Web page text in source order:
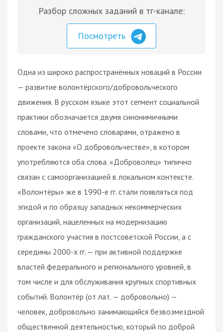
Разбор сложных заданий в тг-канале:
Посмотреть
Одна из широко распространённых новаций в России
— развитие волонтёрского/добровольческого
движения. В русском языке этот сегмент социальной
практики обозначается двумя синонимичными
словами, что отмечено словарями, отражено в
проекте закона «О добровольчестве», в котором
употребляются оба слова. «Доброволец» типично
связан с самоорганизацией в локальном контексте.
«Волонтёры» же в 1990-е гг. стали появляться под
эгидой и по образцу западных некоммерческих
организаций, нацеленных на модернизацию
гражданского участия в постсоветской России, а с
середины 2000-х гг. — при активной поддержке
властей федерального и регионального уровней, в
том числе и для обслуживания крупных спортивных
событий. Волонтёр (от лат. — добровольно) —
человек, добровольно занимающийся безвозмездной
общественной деятельностью, который по доброй